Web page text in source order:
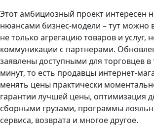
Этот амбициозный проект интересен
нюансами бизнес-модели – тут можно
не только агрегацию товаров и услуг,
коммуникации с партнерами.
заявлены доступными для торговцев в
минут, то есть продавцы интернет-
менять цены практически
гарантии лучшей цены, оптимизация
сборными грузами, программы
сервиса, возврата и многое другое.